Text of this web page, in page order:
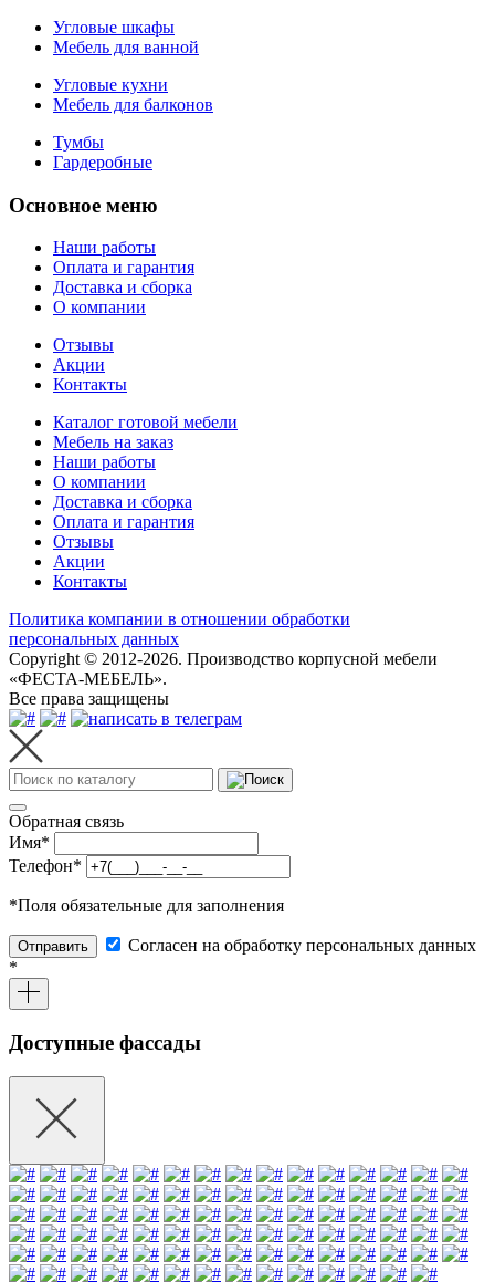
Угловые шкафы
Мебель для ванной
Угловые кухни
Мебель для балконов
Тумбы
Гардеробные
Основное меню
Наши работы
Оплата и гарантия
Доставка и сборка
О компании
Отзывы
Акции
Контакты
Каталог готовой мебели
Мебель на заказ
Наши работы
О компании
Доставка и сборка
Оплата и гарантия
Отзывы
Акции
Контакты
Политика компании в отношении обработки
персональных данных
Copyright © 2012-2026. Производство корпусной мебели
«ФЕСТА-МЕБЕЛЬ».
Все права защищены
Обратная связь
Имя*
Телефон*
*Поля обязательные для заполнения
Отправить
Согласен на обработку персональных данных
*
Доступные фассады